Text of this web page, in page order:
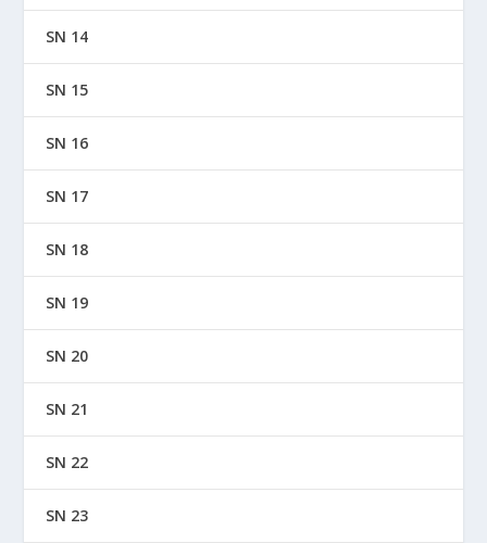
SN 14
SN 15
SN 16
SN 17
SN 18
SN 19
SN 20
SN 21
SN 22
SN 23